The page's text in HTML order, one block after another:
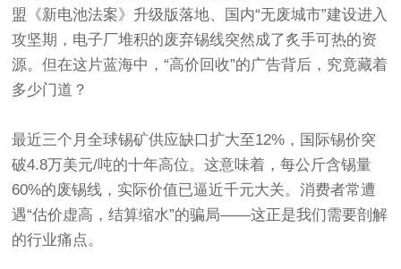
盟《新电池法案》升级版落地、国内“无废城市”建设进入
攻坚期，电子厂堆积的废弃锡线突然成了炙手可热的资
源。但在这片蓝海中，“高价回收”的广告背后，究竟藏着
多少门道？
最近三个月全球锡矿供应缺口扩大至12%，国际锡价突
破4.8万美元/吨的十年高位。这意味着，每公斤含锡量
60%的废锡线，实际价值已逼近千元大关。消费者常遭
遇“估价虚高，结算缩水”的骗局——这正是我们需要剖解
的行业痛点。